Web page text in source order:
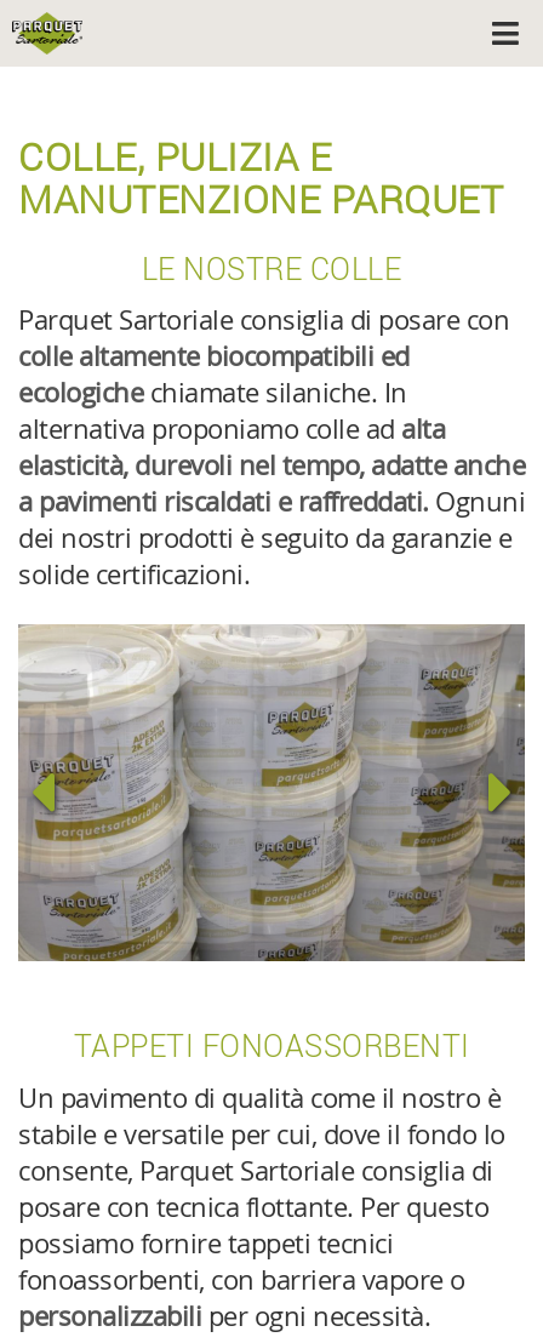
COLLE, PULIZIA E
MANUTENZIONE PARQUET
LE NOSTRE COLLE
Parquet Sartoriale consiglia di posare con
colle altamente biocompatibili ed
ecologichechiamate silaniche. In
alternativa proponiamo colle ad alta
elasticità, durevoli nel tempo, adatte anche
a pavimenti riscaldati e raffreddati. Ognuni
dei nostri prodotti è seguito da garanzie e
solide certificazioni.
TAPPETI FONOASSORBENTI
Un pavimento di qualità come il nostro è
stabile e versatile per cui, dove il fondo lo
consente, Parquet Sartoriale consiglia di
posare con tecnica flottante. Per questo
possiamo forniretappeti tecnici
fonoassorbenti, con barriera vapore o
personalizzabili per ogni necessità.